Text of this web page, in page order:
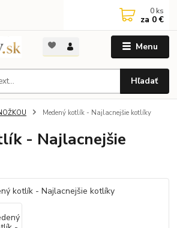
Menu
Hľadať
0 ks
za 0 €
Medený kotlík - Najlacnejšie kotlíky
- Najlacnejšie